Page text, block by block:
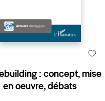
: concept, mise
en oeuvre, débats